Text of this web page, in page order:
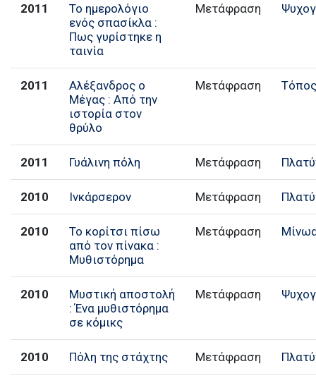
2011
Το ημερολόγιο
ενός σπασίκλα :
Πως γυρίστηκε η
ταινία
Μετάφραση
2011
Αλέξανδρος ο
Μέγας : Από την
ιστορία στον
θρύλο
Μετάφραση
2011 Γυάλινη πόλη Μετάφραση
2010 Ινκάρσερον Μετάφραση
2010
Το κορίτσι πίσω
από τον πίνακα :
Μυθιστόρημα
Μετάφραση
2010
Μυστική αποστολή
: Ένα μυθιστόρημα
σε κόμικς
Μετάφραση
2010 Πόλη της στάχτης Μετάφραση